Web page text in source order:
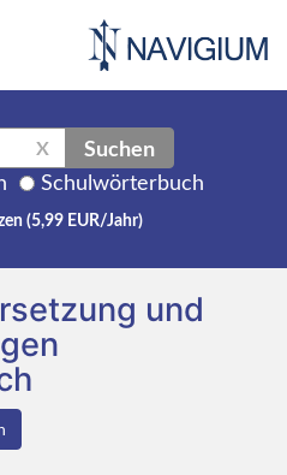
X Suchen
Schulwörterbuch
(5,99 EUR/Jahr)
und